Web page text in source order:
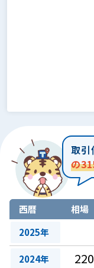
取引
の
西暦 相場
2025年
2024年 220